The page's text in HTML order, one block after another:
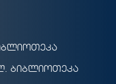
ბიბლიოთეკა